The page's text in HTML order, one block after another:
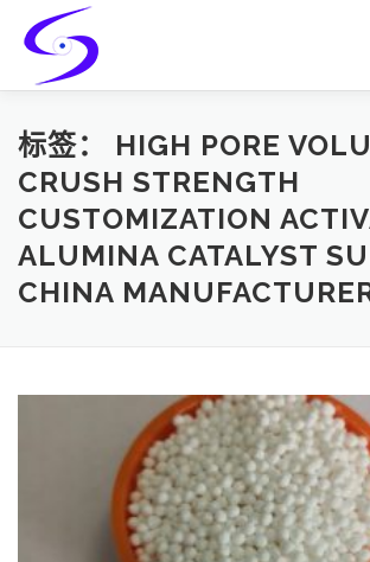
content
HOME PRODUCTS CATALYST-
CATALYST-SUPPORT SERVICES
标签： HIGH PORE
CRUSH STRENGTH
CUSTOMIZATION
ALUMINA CATALYST
CHINA